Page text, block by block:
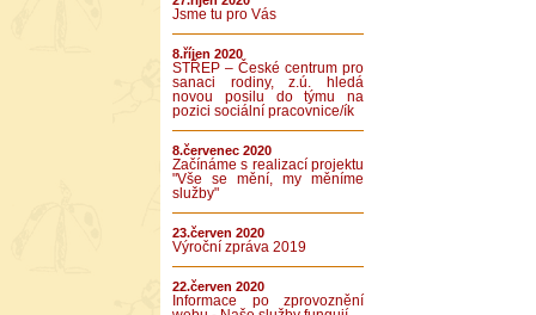
Jsme tu pro Vás
8.říjen 2020
STŘEP – České centrum pro
sanaci rodiny, z.ú. hledá
novou posilu do týmu na
pozici sociální pracovnice/ík
8.červenec 2020
Začínáme s realizací projektu
"Vše se mění, my měníme
služby"
23.červen 2020
Výroční zpráva 2019
22.červen 2020
Informace po zprovoznění